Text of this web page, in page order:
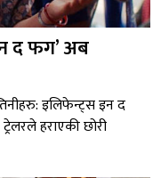
द फग’ अब
इलिफेन्ट्स इन द
हराएकी छोरी